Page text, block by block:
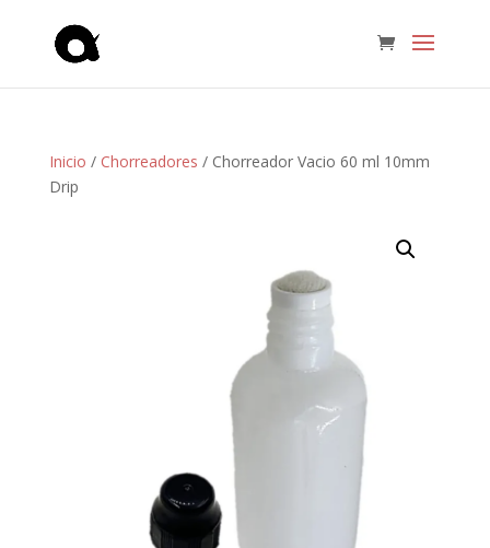
Inicio / Chorreadores / Chorreador Vacio 60 ml 10mm
Drip